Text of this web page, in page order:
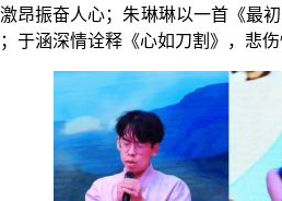
昂振奋人心；朱琳琳以一首《最
于涵深情诠释《心如刀割》，悲